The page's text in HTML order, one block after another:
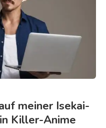
meiner Isekai-
Killer-Anime